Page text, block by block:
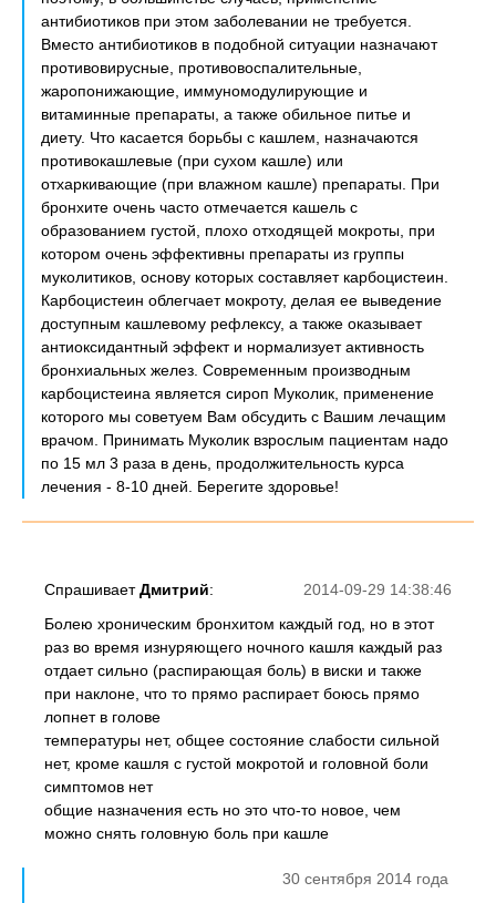
антибиотиков при этом заболевании не требуется.
Вместо антибиотиков в подобной ситуации назначают
противовирусные, противовоспалительные,
жаропонижающие, иммуномодулирующие и
витаминные препараты, а также обильное питье и
диету. Что касается борьбы с кашлем, назначаются
противокашлевые (при сухом кашле) или
отхаркивающие (при влажном кашле) препараты. При
бронхите очень часто отмечается кашель с
образованием густой, плохо отходящей мокроты, при
котором очень эффективны препараты из группы
муколитиков, основу которых составляет карбоцистеин.
Карбоцистеин облегчает мокроту, делая ее выведение
доступным кашлевому рефлексу, а также оказывает
антиоксидантный эффект и нормализует активность
бронхиальных желез. Современным производным
карбоцистеина является сироп Муколик, применение
которого мы советуем Вам обсудить с Вашим лечащим
врачом. Принимать Муколик взрослым пациентам надо
по 15 мл 3 раза в день, продолжительность курса
лечения - 8-10 дней. Берегите здоровье!
2014-09-29 14:38:46
СпрашиваетДмитрий:
Болею хроническим бронхитом каждый год, но в этот
раз во время изнуряющего ночного кашля каждый раз
отдает сильно (распирающая боль) в виски и также
при наклоне, что то прямо распирает боюсь прямо
лопнет в голове
температуры нет, общее состояние слабости сильной
нет, кроме кашля с густой мокротой и головной боли
симптомов нет
общие назначения есть но это что-то новое, чем
можно снять головную боль при кашле
30 сентября 2014 года